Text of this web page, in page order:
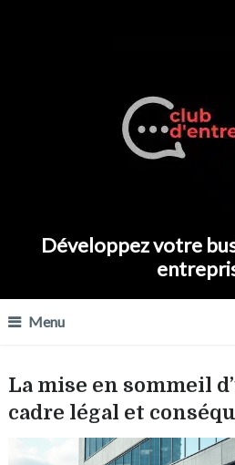
Développez votre
Menu
La mise en sommeil
cadre légal et